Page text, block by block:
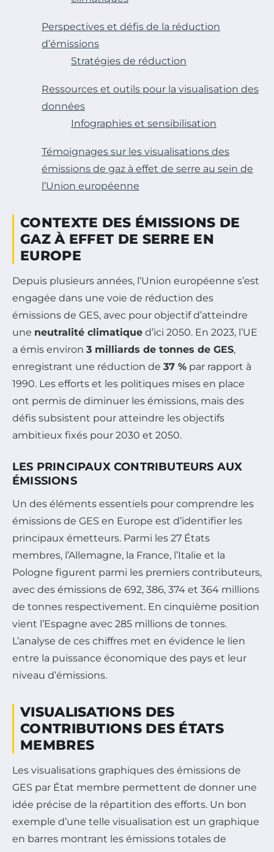
Perspectives et défis de la réduction
d’émissions
Stratégies de réduction
Ressources et outils pour la visualisation des
données
Infographies et sensibilisation
Témoignages sur les visualisations des
émissions de gaz à effet de serre au sein de
l’Union européenne
CONTEXTE DES ÉMISSIONS DE
GAZ À EFFET DE SERRE EN
EUROPE
Depuis plusieurs années, l’Union européenne s’est
engagée dans une voie de réduction des
émissions de GES, avec pour objectif d’atteindre
une neutralité climatique d’ici 2050. En 2023, l’UE
a émis environ 3 milliards de tonnes de GES,
enregistrant une réduction de 37 % par rapport à
1990. Les efforts et les politiques mises en place
ont permis de diminuer les émissions, mais des
défis subsistent pour atteindre les objectifs
ambitieux fixés pour 2030 et 2050.
LES PRINCIPAUX CONTRIBUTEURS AUX
ÉMISSIONS
Un des éléments essentiels pour comprendre les
émissions de GES en Europe est d’identifier les
principaux émetteurs. Parmi les 27 États
membres, l’Allemagne, la France, l’Italie et la
Pologne figurent parmi les premiers contributeurs,
avec des émissions de 692, 386, 374 et 364 millions
de tonnes respectivement. En cinquième position
vient l’Espagne avec 285 millions de tonnes.
L’analyse de ces chiffres met en évidence le lien
entre la puissance économique des pays et leur
niveau d’émissions.
VISUALISATIONS DES
CONTRIBUTIONS DES ÉTATS
MEMBRES
Les visualisations graphiques des émissions de
GES par État membre permettent de donner une
idée précise de la répartition des efforts. Un bon
exemple d’une telle visualisation est un graphique
en barres montrant les émissions totales de